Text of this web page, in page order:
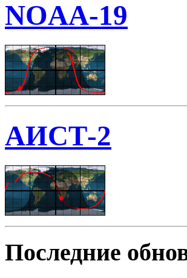
NOAA-19
АИСТ-2
Последние